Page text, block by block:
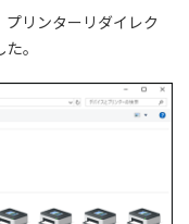
リンターリダイレク
。